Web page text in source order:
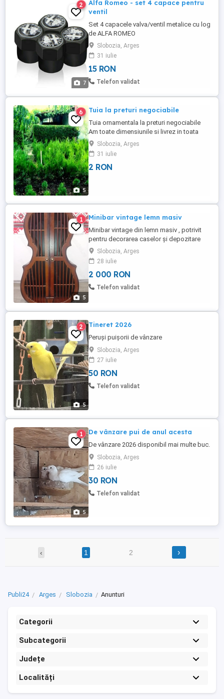
7
2
Alfa Romeo - set 4 capace pentru
ventil
Set 4 capacele valva/ventil metalice cu logo-ul
de ALFA ROMEO
(BMW,M,Mini,Audi,Mazda,Vw,Saab,Alpina)sunt
fabricate din otel inoxidabil cu garnitura la
interior. Culori Disponibile: negru/argintiu Pretul
este pentru un set de 4 buc (argitii sau negre)
Slobozia, Arges
31 iulie
15 RON
Telefon validat
5
6 Tuia la preturi negociabile
Tuia ornamentala la preturi negociabile
Am toate dimensiunile si livrez in toata
tara Am mai multe feluri de tuia trebuie
doar sa sunati
Slobozia, Arges
31 iulie
2 RON
5
1 Minibar vintage lemn masiv
Minibar vintage din lemn masiv , potrivit
pentru decorarea caselor și depozitare
sticle de diferite marimi
Slobozia, Arges
28 iulie
2 000 RON
Telefon validat
5
2 Tineret 2026
Peruși puișorii de vânzare
Slobozia, Arges
27 iulie
50 RON
Telefon validat
5
1 De vânzare pui de anul acesta
De vânzare 2026 disponibil mai multe buc.
Slobozia, Arges
26 iulie
30 RON
Telefon validat
‹ 1 2 ›
Publi24 Arges Slobozia Anunturi
Categorii
Subcategorii
Județe
Localități